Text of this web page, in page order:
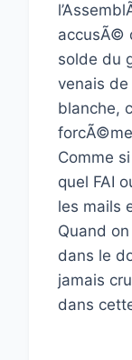
accusÃ©
solde du
venais
blanche,
Comme
quel FAI
les mails
Quand
dans le
jamais
dans